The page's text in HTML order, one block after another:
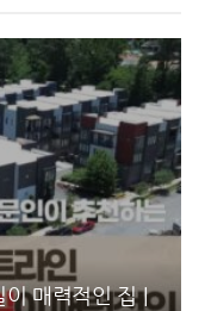
이 매력적인 집 |